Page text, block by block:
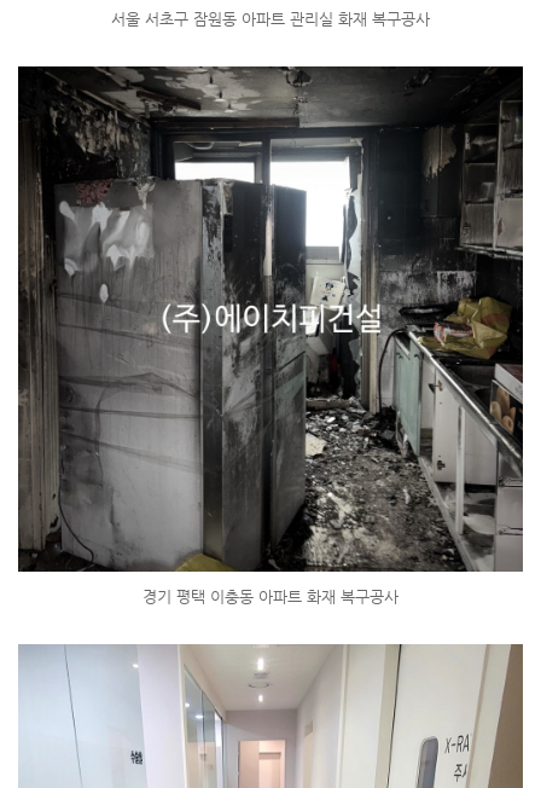
서울 서초구 잠원동 아파트 관리실 화재 복구공사
경기 평택 이충동 아파트 화재 복구공사